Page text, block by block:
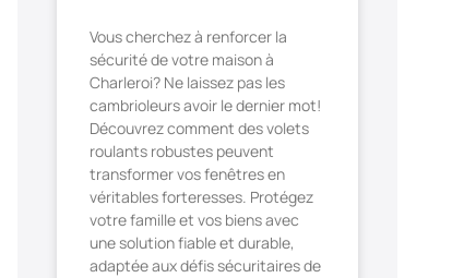
Vous cherchez à renforcer la
sécurité de votre maison à
Charleroi? Ne laissez pas les
cambrioleurs avoir le dernier mot!
Découvrez comment des volets
roulants robustes peuvent
transformer vos fenêtres en
véritables forteresses. Protégez
votre famille et vos biens avec
une solution fiable et durable,
adaptée aux défis sécuritaires de